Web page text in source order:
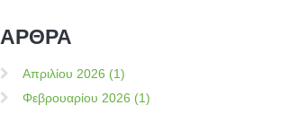
ΑΡΘΡΑ
Απριλίου 2026 (1)
Φεβρουαρίου 2026 (1)